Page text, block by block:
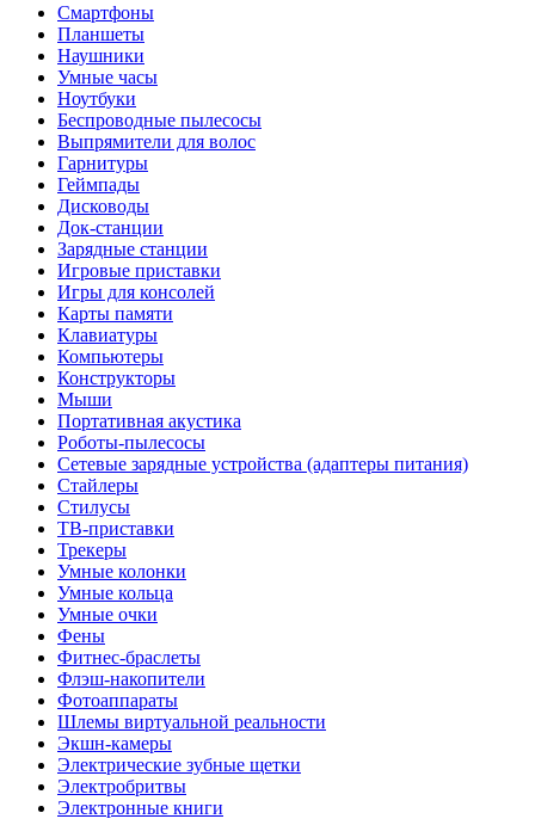
Смартфоны
Планшеты
Наушники
Умные часы
Ноутбуки
Беспроводные пылесосы
Выпрямители для волос
Гарнитуры
Геймпады
Дисководы
Док-станции
Зарядные станции
Игровые приставки
Игры для консолей
Карты памяти
Клавиатуры
Компьютеры
Конструкторы
Мыши
Портативная акустика
Роботы-пылесосы
Сетевые зарядные устройства (адаптеры питания)
Стайлеры
Стилусы
ТВ-приставки
Трекеры
Умные колонки
Умные кольца
Умные очки
Фены
Фитнес-браслеты
Флэш-накопители
Фотоаппараты
Шлемы виртуальной реальности
Экшн-камеры
Электрические зубные щетки
Электробритвы
Электронные книги